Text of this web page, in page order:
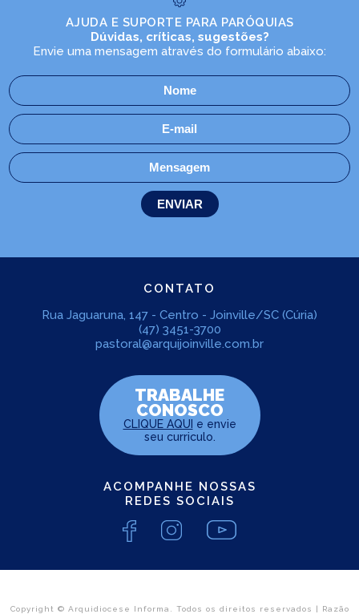
AJUDA E SUPORTE PARA PARÓQUIAS
Dúvidas, críticas, sugestões?
Envie uma mensagem através do formulário abaixo:
CONTATO
Rua Jaguaruna, 147 - Centro - Joinville/SC (Cúria)
(47) 3451-3700
pastoral@arquijoinville.com.br
TRABALHE
CONOSCO
CLIQUE AQUI e envie
seu curriculo.
ACOMPANHE NOSSAS
REDES SOCIAIS
Copyright © Arquidiocese Informa. Todos os direitos reservados | Razão